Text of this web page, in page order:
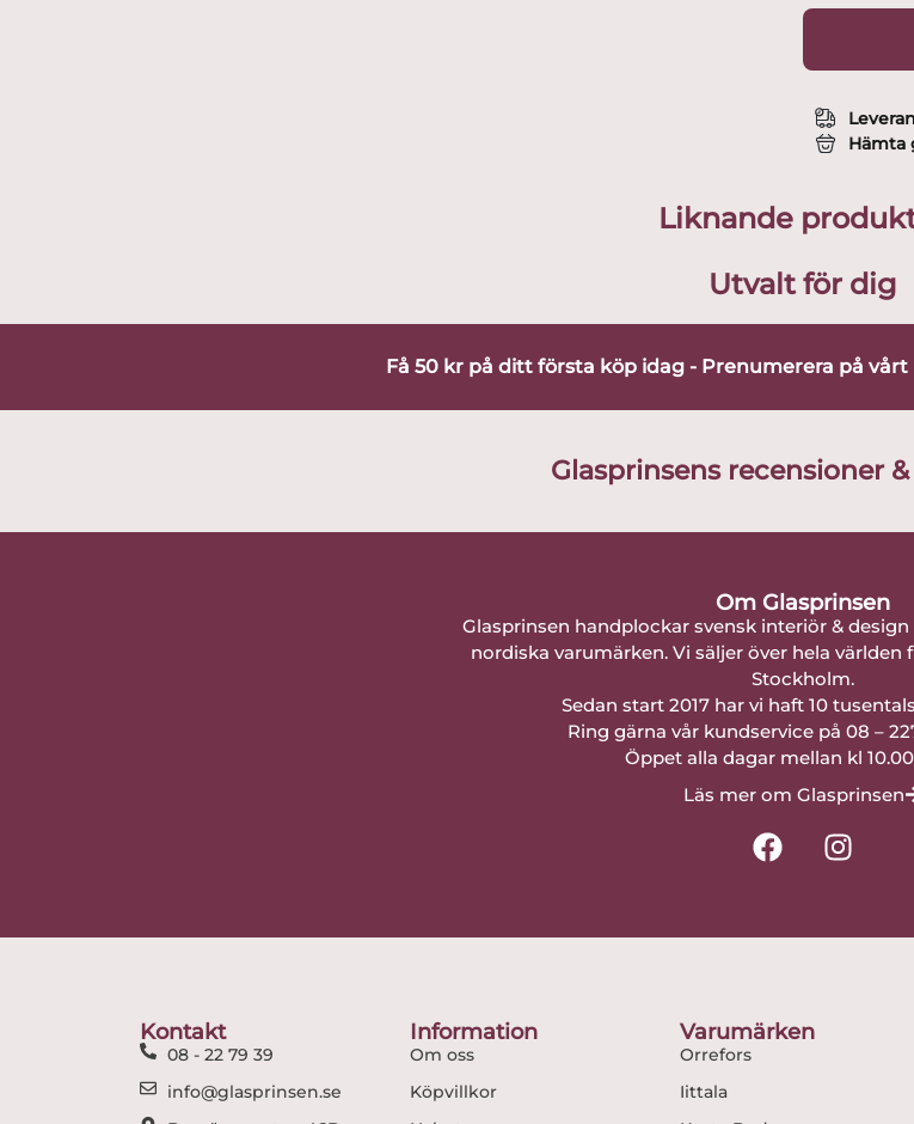
Hämta
Liknande
Utvalt för dig
Få 50 kr på ditt första köp idag - Prenumerera på
Glasprinsens recensioner
Om Glasprinsen
Glasprinsen handplockar svensk interiör &
nordiska varumärken. Vi säljer över hela världen
Stockholm.
Sedan start 2017 har vi haft 10
Ring gärna vår kundservice på 08 –
Öppet alla dagar mellan kl 10.00
Läs mer om Glasprinsen
F
a
k
I
n
Kontakt
08 - 22 79 39
info@glasprinsen.se
Information
Om oss
Köpvillkor
Varumärken
Orrefors
Iittala